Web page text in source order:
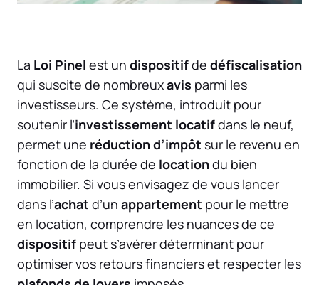
La Loi Pinel est un dispositifde défiscalisation
qui suscite de nombreuxavis parmi les
investisseurs. Ce système, introduit pour
soutenir l’investissement locatifdans le neuf,
permet une réduction d’impôt sur le revenu en
fonction de la durée de locationdu bien
immobilier. Si vous envisagez de vous lancer
dans l’achat d’un appartement pour le mettre
en location, comprendre les nuances de ce
dispositif peut s’avérer déterminant pour
optimiser vos retours financiers et respecter les